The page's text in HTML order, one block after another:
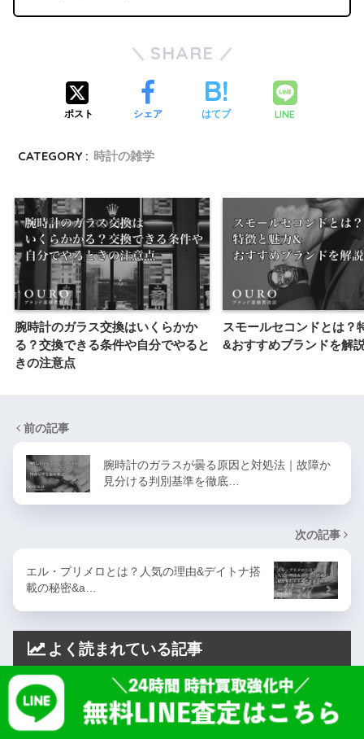
SHARE
ポスト シェア はてブ LINE
CATEGORY : 時計の雑学
腕時計のガラス交換はいくらかか
る？交換できる条件や自分でやると
きの注意点
スモールセコンドとは？
&おすすめブランドを解
前の記事
腕時計のガラスが曇る原因と対処法｜故障か
見分ける判別基準を徹底…
次の記事
エル・プリメロとは？人気の理由&デイトナ搭
載の秘密&a…
よく読まれている記事
ロレックス購入制限の最新ルールと対象モデル
｜制限を避ける購入方法も解説
OURO TOP 店舗一覧 会社概要 プライバシーポリシー
利用規約 ロレックス買取 大阪ロレックス